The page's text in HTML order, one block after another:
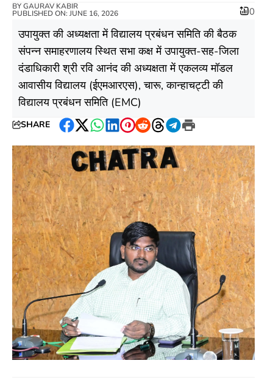
BYGAURAV KABIR
PUBLISHED ON: JUNE 16, 2026 0
उपायुक्त की अध्यक्षता में विद्यालय प्रबंधन समिति की बैठक
संपन्न समाहरणालय स्थित सभा कक्ष में उपायुक्त-सह-जिला
दंडाधिकारी श्री रवि आनंद की अध्यक्षता में एकलव्य मॉडल
आवासीय विद्यालय (ईएमआरएस), चारू, कान्हाचट्टी की
विद्यालय प्रबंधन समिति (EMC)
SHARE
Facebook
Twitter
WhatsApp
LinkedIn
Pinterest
RedditThreads
Telegram
Print